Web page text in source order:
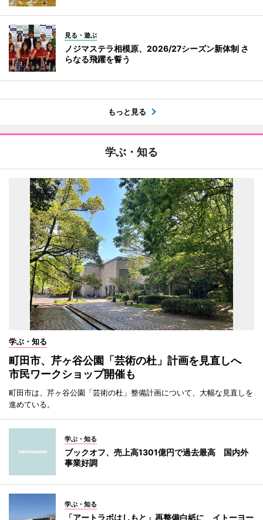
見る・遊ぶ
ノジマステラ相模原、2026/27シーズン新体制 さ
らなる飛躍を誓う
もっと見る
学ぶ・知る
学ぶ・知る
町田市、芹ヶ谷公園「芸術の杜」計画を見直しへ
市民ワークショップ開催も
町田市は、芹ヶ谷公園「芸術の杜」整備計画について、大幅な見直しを
進めている。
学ぶ・知る
ブックオフ、売上高1301億円で過去最高 国内外
事業好調
学ぶ・知る
「アートラボはしもと」再整備白紙に イトーヨー